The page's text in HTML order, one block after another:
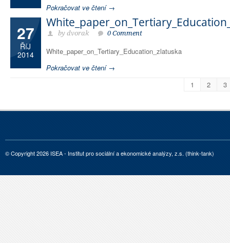
Pokračovat ve čtení →
27
ŘíJ
2014
by dvorak 0 Comment
White_paper_on_Tertiary_Education_zlatuska
Pokračovat ve čtení →
1
2 3
© Copyright 2026 ISEA - Institut pro sociální a ekonomické analýzy, z.s. (think-tank)